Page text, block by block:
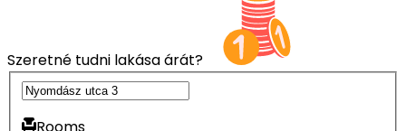
Szeretné tudni lakása árát?
Rooms